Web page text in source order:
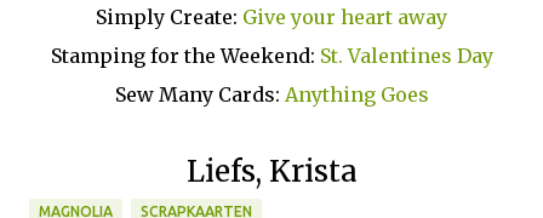
Simply Create: Give your heart away
Stamping for the Weekend: St. Valentines Day
Sew Many Cards: Anything Goes
Liefs, Krista
MAGNOLIA SCRAPKAARTEN